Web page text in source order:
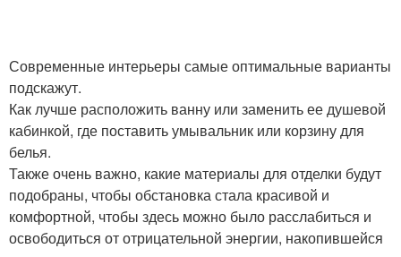
Современные интерьеры самые оптимальные варианты
подскажут.
Как лучше расположить ванну или заменить ее душевой
кабинкой, где поставить умывальник или корзину для
белья.
Также очень важно, какие материалы для отделки будут
подобраны, чтобы обстановка стала красивой и
комфортной, чтобы здесь можно было расслабиться и
освободиться от отрицательной энергии, накопившейся